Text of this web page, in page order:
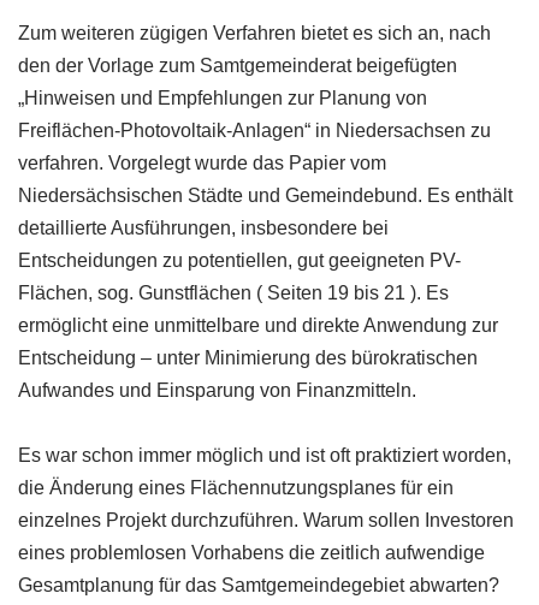
Zum weiteren zügigen Verfahren bietet es sich an, nach
den der Vorlage zum Samtgemeinderat beigefügten
„Hinweisen und Empfehlungen zur Planung von
Freiflächen-Photovoltaik-Anlagen“ in Niedersachsen zu
verfahren. Vorgelegt wurde das Papier vom
Niedersächsischen Städte und Gemeindebund. Es enthält
detaillierte Ausführungen, insbesondere bei
Entscheidungen zu potentiellen, gut geeigneten PV-
Flächen, sog. Gunstflächen ( Seiten 19 bis 21 ). Es
ermöglicht eine unmittelbare und direkte Anwendung zur
Entscheidung – unter Minimierung des bürokratischen
Aufwandes und Einsparung von Finanzmitteln.
Es war schon immer möglich und ist oft praktiziert worden,
die Änderung eines Flächennutzungsplanes für ein
einzelnes Projekt durchzuführen. Warum sollen Investoren
eines problemlosen Vorhabens die zeitlich aufwendige
Gesamtplanung für das Samtgemeindegebiet abwarten?